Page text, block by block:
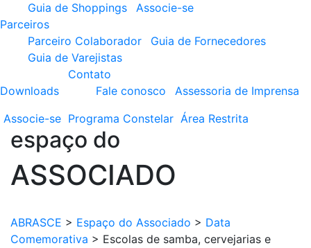
Guia de Shoppings
Associe-se
Parceiros
Parceiro Colaborador
Guia de Fornecedores
Guia de Varejistas
Downloads
Contato
Fale conosco
Assessoria de Imprensa
Associe-se Programa Constelar Área Restrita
espaço do
ASSOCIADO
ABRASCE > Espaço do Associado > Data
Comemorativa > Escolas de samba, cervejarias e